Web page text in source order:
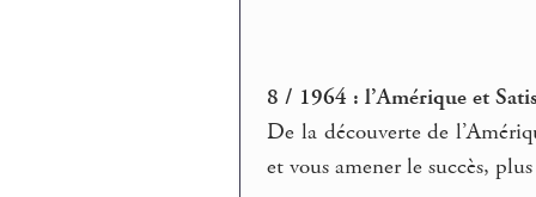
8 / 1964 : l’Amérique et
De la découverte de
et vous amener le succès,